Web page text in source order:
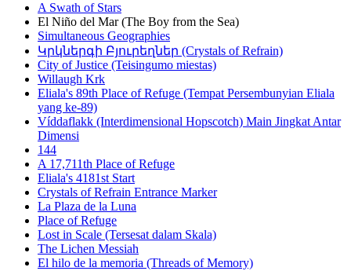
A Swath of Stars
El Niño del Mar (The Boy from the Sea)
Simultaneous Geographies
Կրկներգի Բյուրեղներ (Crystals of Refrain)
City of Justice (Teisingumo miestas)
Willaugh Krk
Eliala's 89th Place of Refuge (Tempat Persembunyian Eliala
yang ke-89)
Víddaflakk (Interdimensional Hopscotch) Main Jingkat Antar
Dimensi
144
A 17,711th Place of Refuge
Eliala's 4181st Start
Crystals of Refrain Entrance Marker
La Plaza de la Luna
Place of Refuge
Lost in Scale (Tersesat dalam Skala)
The Lichen Messiah
El hilo de la memoria (Threads of Memory)